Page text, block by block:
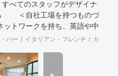
べてのスタッフがデザイナ
＜自社工場を持つものづ
トワークを持ち、英語や中
外から国内への出店をスム
工案件、造作物制作など、
では金属を中心にさまざま
バー イタリアン・フレンチ カフェ